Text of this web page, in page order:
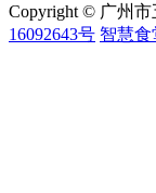
Copyright © 广州
16092643号 智慧食